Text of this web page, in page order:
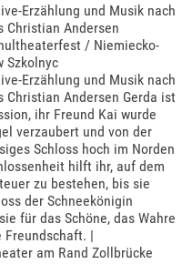
Erzählung und Musik nach
Christian Andersen
/ Niemiecko-
Szkolnyc
Erzählung und Musik nach
Christian Andersen Gerda ist
ihr Freund Kai wurde
verzaubert und von der
Schloss hoch im Norden
hilft ihr, auf dem
zu bestehen, bis sie
der Schneekönigin
für das Schöne, das Wahre
Freundschaft. |
am Rand Zollbrücke